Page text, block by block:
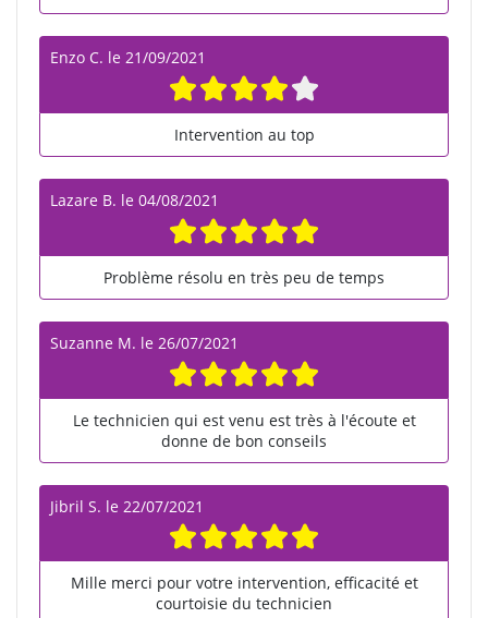
Enzo C. le 21/09/2021
Intervention au top
Lazare B. le 04/08/2021
Problème résolu en très peu de temps
Suzanne M. le 26/07/2021
Le technicien qui est venu est très à l'écoute et
donne de bon conseils
Jibril S. le 22/07/2021
Mille merci pour votre intervention, efficacité et
courtoisie du technicien